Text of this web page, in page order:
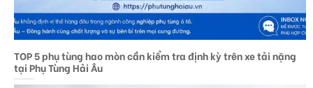
TOP 5 phụ tùng hao mòn cần kiểm tra định kỳ trên xe tải nặng
tại Phụ Tùng Hải Âu